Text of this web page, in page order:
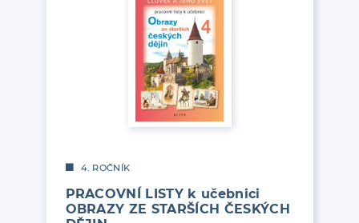
4. ROČNÍK
PRACOVNÍ LISTY k učebnici
OBRAZY ZE STARŠÍCH ČESKÝCH